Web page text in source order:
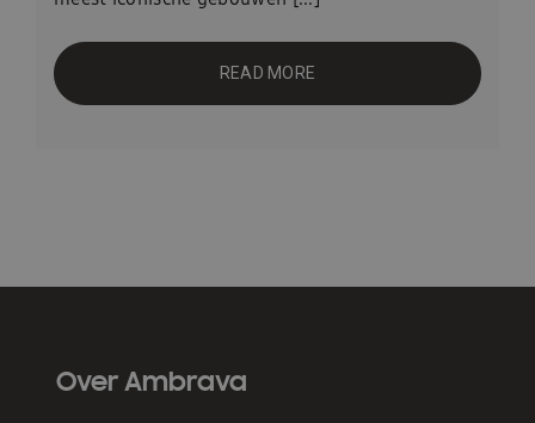
READ MORE
Over Ambrava